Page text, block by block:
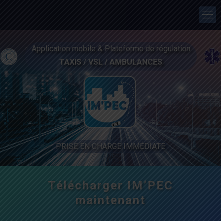
PRISE EN CHARGE IMMÉDIATE
Application mobile & Plateforme de régulation
TAXIS / VSL / AMBULANCES
maintenant
Télécharger IM’PEC
maintenant